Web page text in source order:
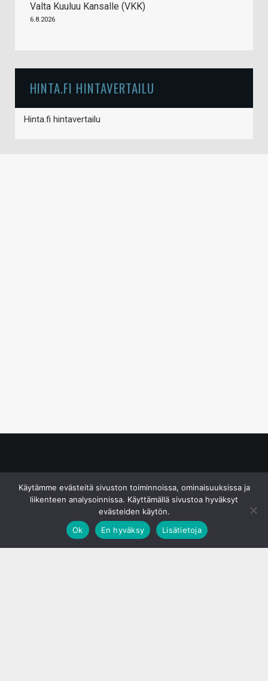
Valta Kuuluu Kansalle (VKK)
6.8.2026
HINTA.FI HINTAVERTAILU
Hinta.fi hintavertailu
Käytämme evästeitä sivuston toiminnoissa, ominaisuuksissa ja
liikenteen analysoinnissa. Käyttämällä sivustoa hyväksyt
evästeiden käytön.
Ok
En hyväksy Lisätietoja